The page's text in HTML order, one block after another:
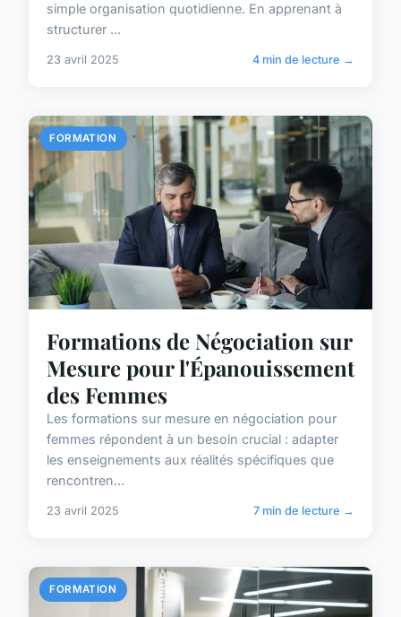
simple organisation quotidienne. En apprenant à
structurer ...
23 avril 2025 4 min de lecture →
FORMATION
Formations de Négociation sur
Mesure pour l'Épanouissement
des Femmes
Les formations sur mesure en négociation pour
femmes répondent à un besoin crucial : adapter
les enseignements aux réalités spécifiques que
rencontren...
23 avril 2025 7 min de lecture →
FORMATION